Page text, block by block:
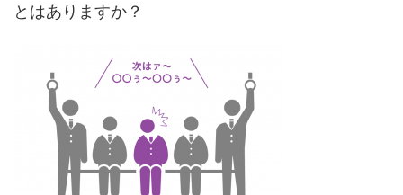
とはありますか？